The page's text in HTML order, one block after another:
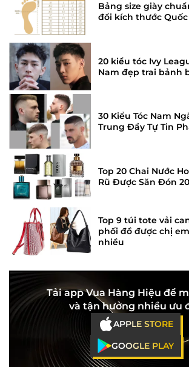
Bảng size giày
đổi kích thước Quốc
20 kiểu tóc Ivy
Nam đẹp trai bảnh
30 Kiểu Tóc Nam
Trung Đầy Tự Tin
Top 20 Chai Nước
Rũ Được Săn Đón
Top 9 túi tote vải
phối đồ được chị
nhiều
Tải app Vua Hàng Hiệu để
và tận hưởng nhiều ưu
APPLE STORE
GOOGLE PLAY